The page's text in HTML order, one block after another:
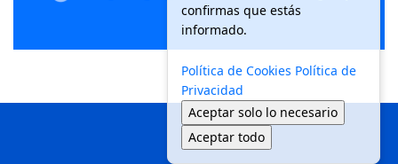
confirmas que estás
informado.
Política de Cookies Política de
Privacidad
Aceptar solo lo necesario
Aceptar todo